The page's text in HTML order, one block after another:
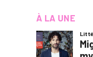
À LA UNE